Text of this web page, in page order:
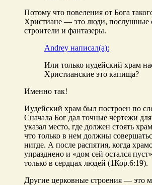
Потому что повеления от Бога
Христиане — это люди, послушные
строители и фантазеры.
Andrey написал(а):
Или только иудейский храм
Христианские это капища?
Именно так!
Иудейский храм был построен по
Сначала Бог дал точные чертежи
указал место, где должен стоять
что только в нем должны
нигде. А после распятия, когда
упразднено и «дом сей остался
только в сердцах людей (1Кор.6:19).
Другие церковные строения — это